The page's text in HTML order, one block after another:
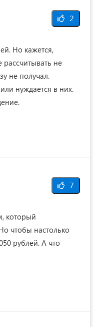
2
Но кажется,
не
не получал.
нуждается в них.
7
который
чтобы настолько
рублей. А что